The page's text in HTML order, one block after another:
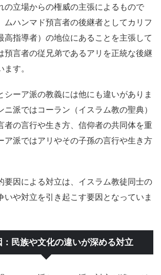
の立場からの権威の主張によるもので
ムハンマド預言者の後継者としてカリフ
高指導者）の地位にあることを主張して
預言者の従兄弟であるアリを正統な後継
す。
シーア派の教義には他にも違いがありま
派ではコーラン（イスラム教の聖典）
者の言行や生き方、信仰者の共同体を重
ア派ではアリやその子孫の言行や生き方
要因による対立は、イスラム教徒同士の
いや対立を引き起こす要因となっていま
：民族や文化の違いが深める対立